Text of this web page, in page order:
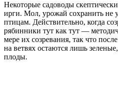
Некоторые садоводы
ирги. Мол, урожай сохранить не
птицам. Действительно, когда
рябинники тут как тут —
мере их созревания, так что
на ветвях остаются лишь
плоды.